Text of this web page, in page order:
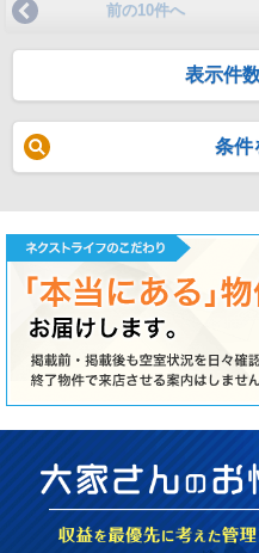
前の10件へ
表示件
条件